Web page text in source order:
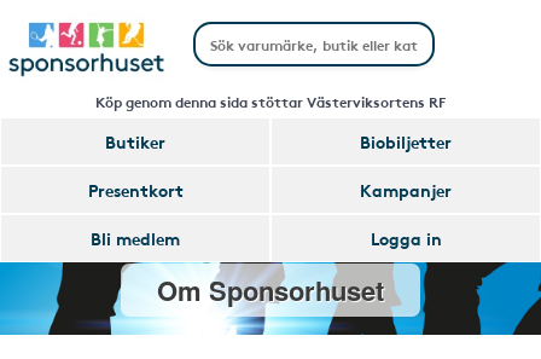
Köp genom denna sida stöttar Västerviksortens RF
Butiker
Biobiljetter
Presentkort
Kampanjer
Bli medlem
Logga in
Om Sponsorhuset